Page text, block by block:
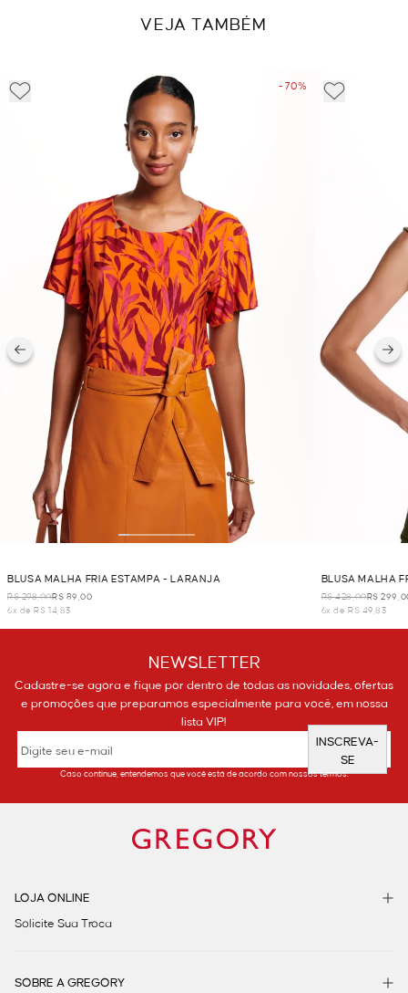
VEJA TAMBÉM
- 70%
BLUSA MALHA FRIA ESTAMPA - LARANJA
R$ 298,00R$ 89,00
6x de R$ 14,83
BLUSA MALHA
R$ 428,00R$
6x de R$ 49,83
NEWSLETTER
Cadastre-se agora e fique por dentro de todas as novidades, ofertas
e promoções que preparamos especialmente para você, em nossa
lista VIP!
INSCREVA-
SE
Caso continue, entendemos que você está de acordo com nossos termos.
LOJA ONLINE
Solicite Sua Troca
SOBRE A GREGORY